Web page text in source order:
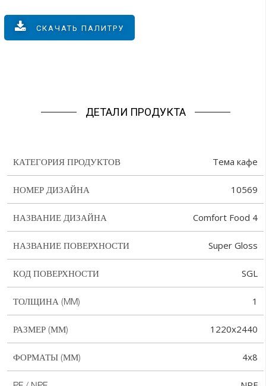
СКАЧАТЬ ПАЛИТРУ
ДЕТАЛИ ПРОДУКТА
КАТЕГОРИЯ ПРОДУКТОВ Тема кафе
НОМЕР ДИЗАЙНА 10569
НАЗВАНИЕ ДИЗАЙНА Comfort Food 4
НАЗВАНИЕ ПОВЕРХНОСТИ Super Gloss
КОД ПОВЕРХНОСТИ SGL
ТОЛЩИНА (MM) 1
РАЗМЕР (ММ) 1220x2440
ФОРМАТЫ (ММ) 4x8